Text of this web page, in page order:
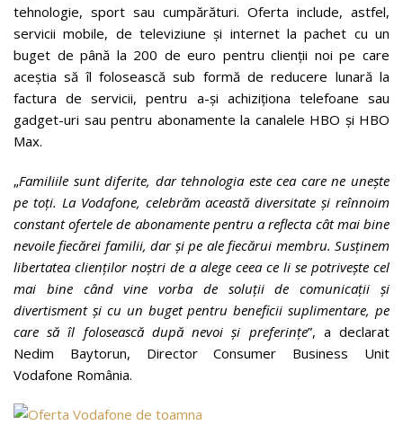
tehnologie, sport sau cumpărături. Oferta include, astfel,
servicii mobile, de televiziune și internet la pachet cu un
buget de până la 200 de euro pentru clienții noi pe care
aceștia să îl folosească sub formă de reducere lunară la
factura de servicii, pentru a-și achiziționa telefoane sau
gadget-uri sau pentru abonamente la canalele HBO și HBO
Max.
„Familiile sunt diferite, dar tehnologia este cea care ne unește
pe toți. La Vodafone, celebrăm această diversitate și reînnoim
constant ofertele de abonamente pentru a reflecta cât mai bine
nevoile fiecărei familii, dar și pe ale fiecărui membru. Susținem
libertatea clienților noștri de a alege ceea ce li se potrivește cel
mai bine când vine vorba de soluții de comunicații și
divertisment și cu un buget pentru beneficii suplimentare, pe
care să îl folosească după nevoi și preferințe”, a declarat
Nedim Baytorun, Director Consumer Business Unit
Vodafone România.